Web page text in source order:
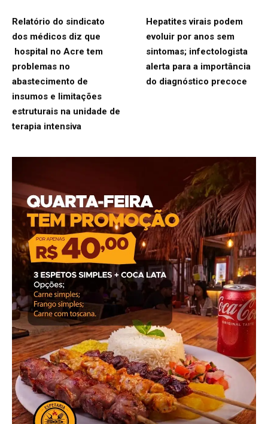
Relatório do sindicato
dos médicos diz que
hospital no Acre tem
problemas no
abastecimento de
insumos e limitações
estruturais na unidade de
terapia intensiva
Hepatites virais podem
evoluir por anos sem
sintomas; infectologista
alerta para a importância
do diagnóstico precoce